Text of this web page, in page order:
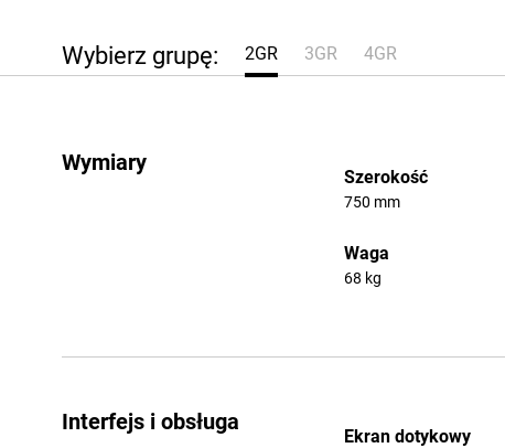
Wybierz grupę: 2GR 3GR 4GR
Wymiary
Szerokość
750 mm
Waga
68 kg
Interfejs i obsługa
Ekran dotykowy
Obserwuj nas